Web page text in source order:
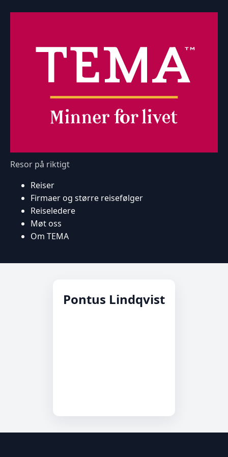
Resor på riktigt
Reiser
Firmaer og større reisefølger
Reiseledere
Møt oss
Om TEMA
Pontus Lindqvist